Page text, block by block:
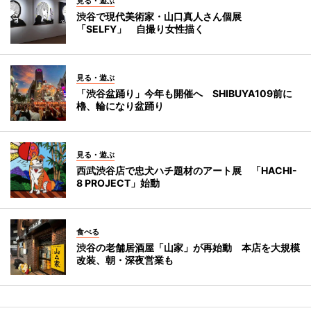
渋谷で現代美術家・山口真人さん個展
「SELFY」 自撮り女性描く
見る・遊ぶ
「渋谷盆踊り」今年も開催へ SHIBUYA109前に
櫓、輪になり盆踊り
見る・遊ぶ
西武渋谷店で忠犬ハチ題材のアート展 「HACHI-
8 PROJECT」始動
食べる
渋谷の老舗居酒屋「山家」が再始動 本店を大規模
改装、朝・深夜営業も